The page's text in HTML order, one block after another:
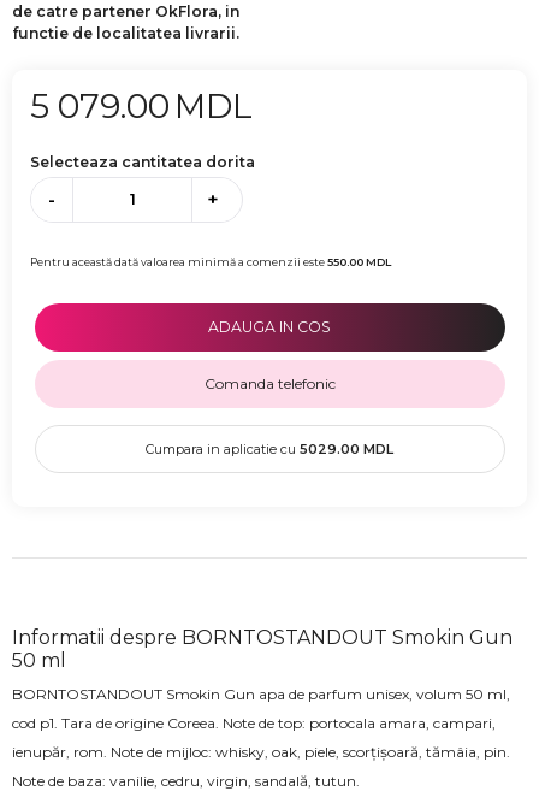
de catre partener OkFlora, in
functie de localitatea livrarii.
5 079.00 MDL
Selecteaza cantitatea dorita
- +
Pentru această dată valoarea minimă a comenzii este550.00MDL
ADAUGA IN COS
Comanda telefonic
Cumpara in aplicatie cu 5029.00 MDL
Informatii despre BORNTOSTANDOUT Smokin Gun
50 ml
BORNTOSTANDOUT Smokin Gun apa de parfum unisex, volum 50 ml,
cod p1. Tara de origine Coreea. Note de top: portocala amara, campari,
ienupăr, rom. Note de mijloc: whisky, oak, piele, scorțișoară, tămâia, pin.
Note de baza: vanilie, cedru, virgin, sandală, tutun.